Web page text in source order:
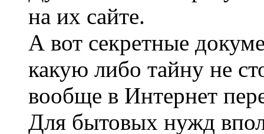
на их сайте.
А вот секретные
какую либо тайну не
вообще в Интернет
Для бытовых нужд